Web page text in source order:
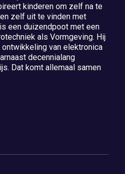
kinderen om zelf na te
zelf uit te vinden met
een duizendpoot met een
als Vormgeving. Hij
van elektronica
decennialang
Dat komt allemaal samen